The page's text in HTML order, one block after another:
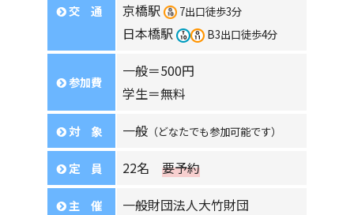
交 通 京橋駅 7出口徒歩3分
日本橋駅 B3出口徒歩4分
参加費
一般＝500円
学生＝無料
対 象 一般 （どなたでも参加可能です）
定 員 22名 要予約
主 催 一般財団法人大竹財団